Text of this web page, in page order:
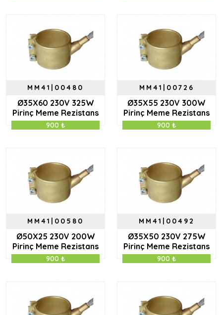
MM41|00480
Ø35X60 230V 325W
Pirinç Meme Rezistans
900 ₺
MM41|00726
Ø35X55 230V 300W
Pirinç Meme Rezistans
900 ₺
MM41|00580
Ø50X25 230V 200W
Pirinç Meme Rezistans
900 ₺
MM41|00492
Ø35X50 230V 275W
Pirinç Meme Rezistans
900 ₺